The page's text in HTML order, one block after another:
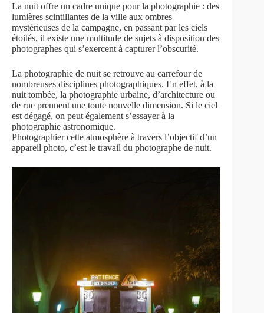
La nuit offre un cadre unique pour la photographie : des
lumières scintillantes de la ville aux ombres
mystérieuses de la campagne, en passant par les ciels
étoilés, il existe une multitude de sujets à disposition des
photographes qui s’exercent à capturer l’obscurité.
La photographie de nuit se retrouve au carrefour de
nombreuses disciplines photographiques. En effet, à la
nuit tombée, la photographie urbaine, d’architecture ou
de rue prennent une toute nouvelle dimension. Si le ciel
est dégagé, on peut également s’essayer à la
photographie astronomique.
Photographier cette atmosphère à travers l’objectif d’un
appareil photo, c’est le travail du photographe de nuit.